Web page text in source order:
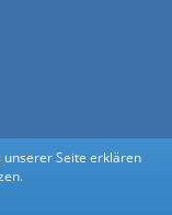
unserer Seite erklären